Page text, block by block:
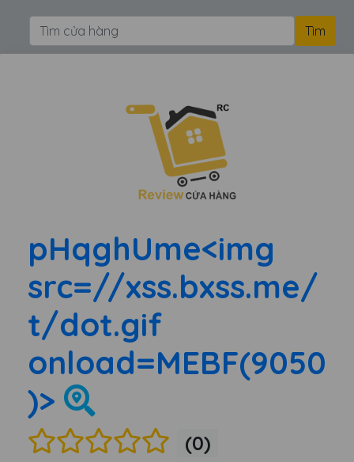
pHqghUme<img
src=//xss.bxss.me/
t/dot.gif
onload=MEBF(9050
)>
(0)